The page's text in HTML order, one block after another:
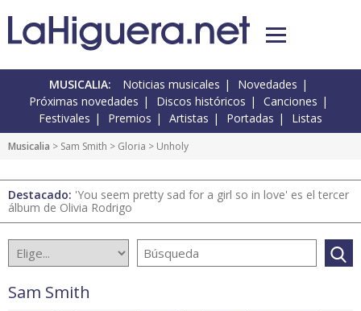
MUSICALIA: Noticias musicales
Novedades
Próximas novedades
Discos históricos
Canciones
Festivales
Premios Artistas Portadas Listas
Musicalia > Sam Smith > Gloria > Unholy
Destacado: 'You seem pretty sad for a girl so in love' es el tercer
álbum de Olivia Rodrigo
Sam Smith